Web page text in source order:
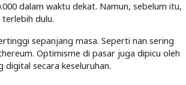
dalam waktu dekat. Namun, sebelum itu,
dulu.
sepanjang masa. Seperti nan sering
Optimisme di pasar juga dipicu oleh
digital secara keseluruhan.